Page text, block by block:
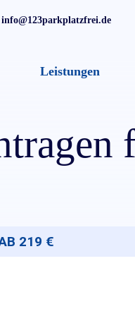
Leistungen
219 €